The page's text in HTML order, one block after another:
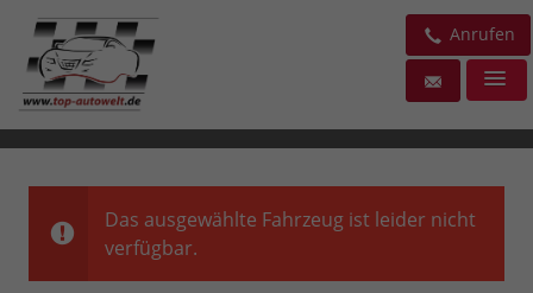
Anrufen
Das ausgewählte Fahrzeug ist leider nicht
verfügbar.